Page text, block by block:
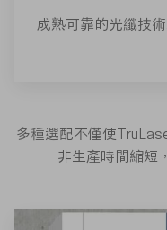
成熟可靠的光纖技
多種選配不僅使
非生產時間縮短